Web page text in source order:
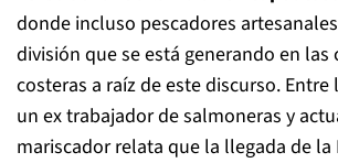
donde incluso pescadores
división que se está generando en las
costeras a raíz de este discurso.
un ex trabajador de salmoneras y
mariscador relata que la llegada de la